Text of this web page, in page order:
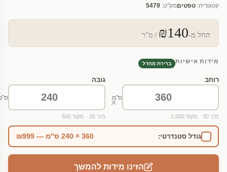
קטגוריה: טפטיםמק"ט: 5479
החל מ-₪140 / מ"ר
מידות אישיות ברירת מחדל
רוחב
ס"מ
מינ' 30 · מקס' 1,000
×
גובה
מינ' 30 · מקס' 500
גודל סטנדרטי: 360 × 240 ס"מ — ₪999
הזינו מידות להמשך